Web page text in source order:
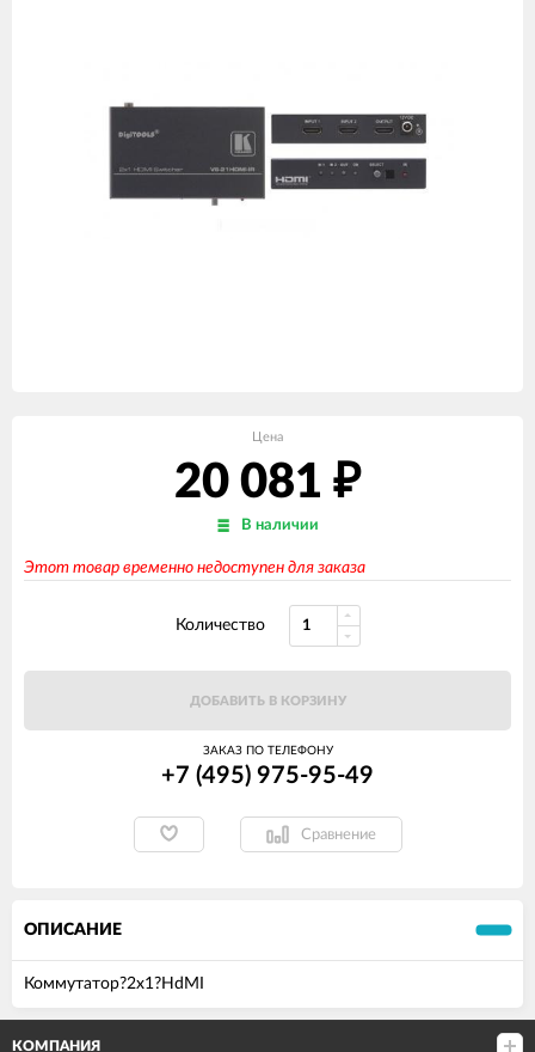
Цена
20 081 ₽
В наличии
Этот товар временно недоступен для заказа
Количество
ДОБАВИТЬ В КОРЗИНУ
ЗАКАЗ ПО ТЕЛЕФОНУ
+7 (495) 975-95-49
Сравнение
ОПИСАНИЕ
Коммутатор?2х1?HdMI
КОМПАНИЯ